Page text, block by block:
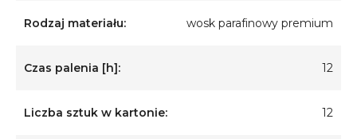
Rodzaj materiału: wosk parafinowy premium
Czas palenia [h]: 12
Liczba sztuk w kartonie: 12